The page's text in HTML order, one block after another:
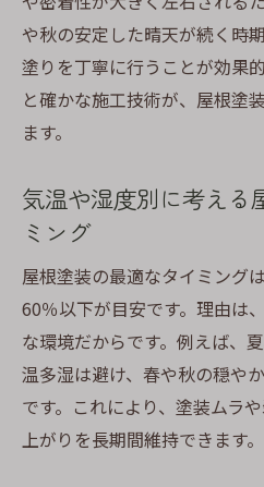
や秋の安定した晴天が続く時
塗りを丁寧に行うことが効果
と確かな施工技術が、屋根塗
ます。
気温や湿度別に考える
ミング
屋根塗装の最適なタイミング
60％以下が目安です。理由は
な環境だからです。例えば、
温多湿は避け、春や秋の穏や
です。これにより、塗装ムラ
上がりを長期間維持できます。